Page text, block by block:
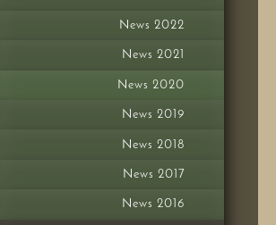
News 2022
News 2021
News 2020
News 2019
News 2018
News 2017
News 2016